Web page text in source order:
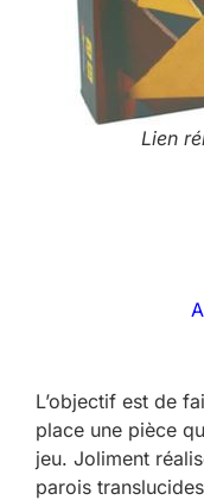
Lien
L’objectif est de
place une pièce
jeu. Joliment
parois